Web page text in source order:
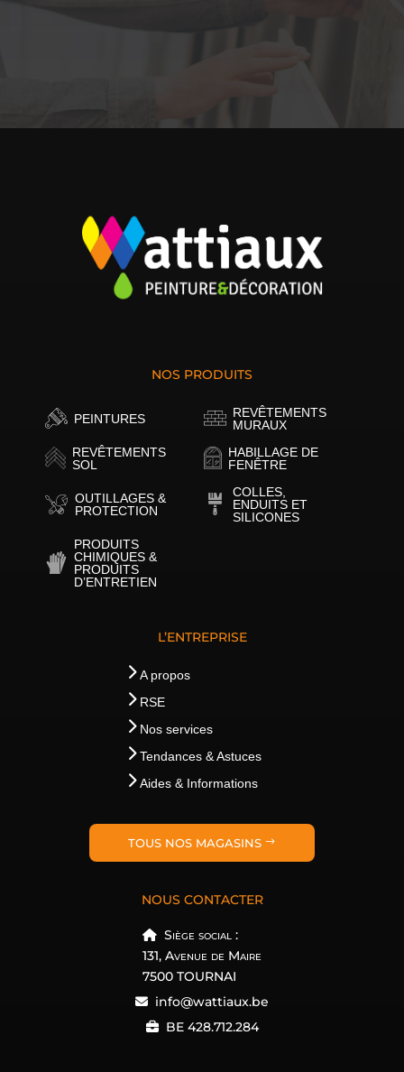
NOS PRODUITS
PEINTURES
REVÊTEMENTS
MURAUX
REVÊTEMENTS
SOL
HABILLAGE DE
FENÊTRE
OUTILLAGES &
PROTECTION
COLLES,
ENDUITS ET
SILICONES
PRODUITS
CHIMIQUES &
PRODUITS
D’ENTRETIEN
L’ENTREPRISE
A propos
RSE
Nos services
Tendances & Astuces
Aides & Informations
TOUS NOS MAGASINS
NOUS CONTACTER
Siège social :
131, Avenue de Maire
7500 TOURNAI
info@wattiaux.be
BE 428.712.284